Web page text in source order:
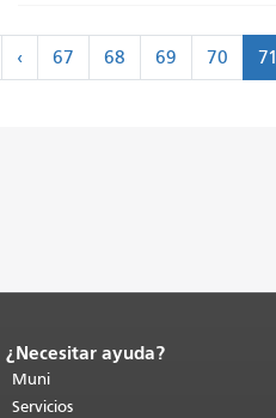
Paginación
‹‹
Anterior
67 68 69 70 71
Fin del contenido de la página.
de esta página se repite en todas las
páginas.Volver al principio del
¿Necesitar ayuda?
Muni
Servicios